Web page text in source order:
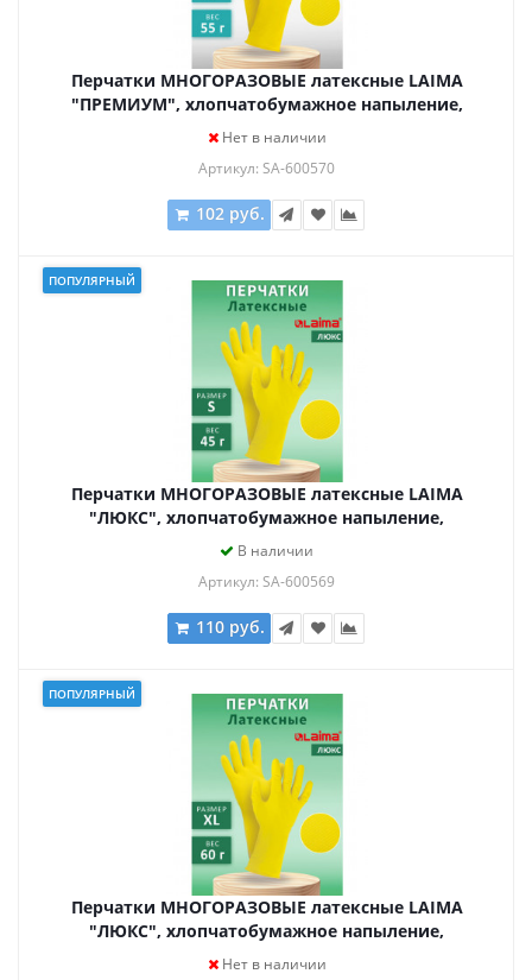
Перчатки МНОГОРАЗОВЫЕ латексные LAIMA
"ПРЕМИУМ", хлопчатобумажное напыление,
СВЕХПЛОТНЫЕ, размер S (малый), желтые, вес 55 г,
Нет в наличии
Артикул: SA-600570
102 руб.
ПОПУЛЯРНЫЙ
Перчатки МНОГОРАЗОВЫЕ латексные LAIMA
"ЛЮКС", хлопчатобумажное напыление,
ПЛОТНЫЕ, размер S (малый), желтые, вес 45 г,
В наличии
Артикул: SA-600569
110 руб.
ПОПУЛЯРНЫЙ
Перчатки МНОГОРАЗОВЫЕ латексные LAIMA
"ЛЮКС", хлопчатобумажное напыление,
ПЛОТНЫЕ, размер XL (очень большой), желтые,
Нет в наличии